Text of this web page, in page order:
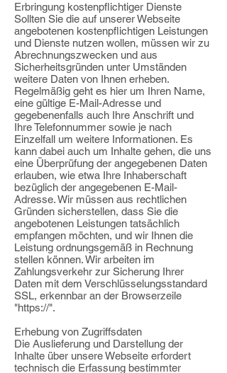
Erbringung kostenpflichtiger Dienste
Sollten Sie die auf unserer Webseite
angebotenen kostenpflichtigen Leistungen
und Dienste nutzen wollen, müssen wir zu
Abrechnungszwecken und aus
Sicherheitsgründen unter Umständen
weitere Daten von Ihnen erheben.
Regelmäßig geht es hier um Ihren Name,
eine gültige E-Mail-Adresse und
gegebenenfalls auch Ihre Anschrift und
Ihre Telefonnummer sowie je nach
Einzelfall um weitere Informationen. Es
kann dabei auch um Inhalte gehen, die uns
eine Überprüfung der angegebenen Daten
erlauben, wie etwa Ihre Inhaberschaft
bezüglich der angegebenen E-Mail-
Adresse. Wir müssen aus rechtlichen
Gründen sicherstellen, dass Sie die
angebotenen Leistungen tatsächlich
empfangen möchten, und wir Ihnen die
Leistung ordnungsgemäß in Rechnung
stellen können. Wir arbeiten im
Zahlungsverkehr zur Sicherung Ihrer
Daten mit dem Verschlüsselungsstandard
SSL, erkennbar an der Browserzeile
"https://".
Erhebung von Zugriffsdaten
Die Auslieferung und Darstellung der
Inhalte über unsere Webseite erfordert
technisch die Erfassung bestimmter